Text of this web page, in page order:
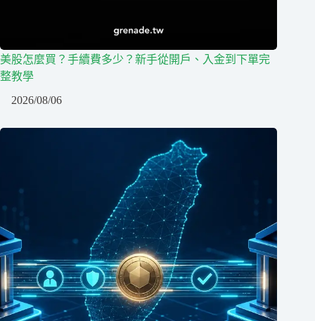
美股怎麼買？手續費多少？新手從開戶、入金到下單完
整教學
2026/08/06